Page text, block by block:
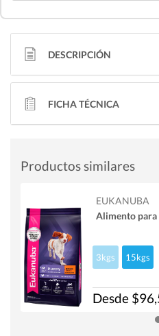
DESCRIPCIÓN
FICHA TÉCNICA
Productos similares
EUKANUBA
Alimento para
3kgs 15kgs
Desde